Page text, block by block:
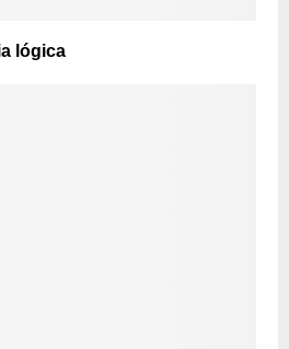
lógica